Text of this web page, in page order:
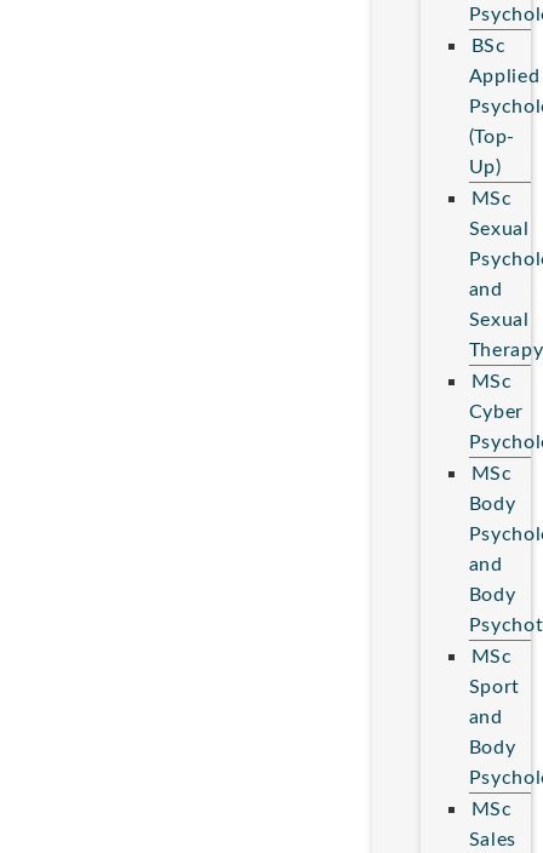
BSc
Applied
(Top-
Up)
MSc
Sexual
and
Sexual
Therapy
MSc
Cyber
MSc
Body
and
Body
MSc
Sport
and
Body
MSc
Sales